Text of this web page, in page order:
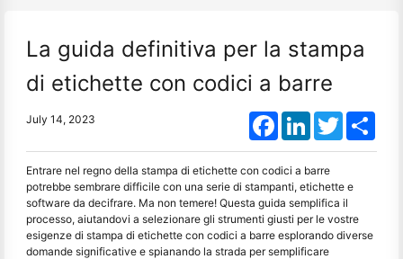
La guida definitiva per la stampa
di etichette con codici a barre
July 14, 2023 FacebookLinkedInTwitter
Entrare nel regno della stampa di etichette con codici a barre
potrebbe sembrare difficile con una serie di stampanti, etichette e
software da decifrare. Ma non temere! Questa guida semplifica il
processo, aiutandovi a selezionare gli strumenti giusti per le vostre
esigenze di stampa di etichette con codici a barre esplorando diverse
domande significative e spianando la strada per semplificare